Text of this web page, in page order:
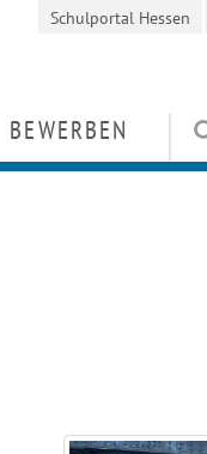
Schulportal Hessen
BEWERBEN